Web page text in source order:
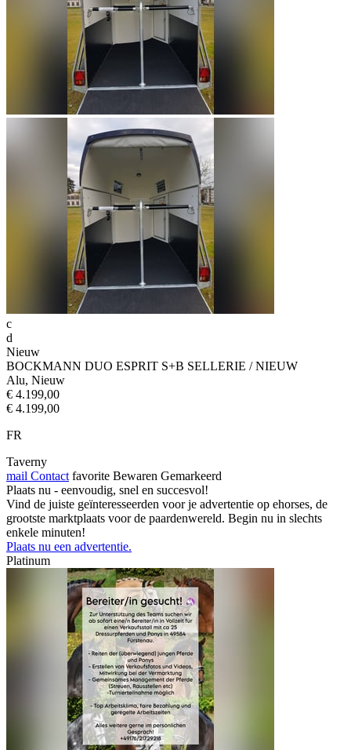
c
d
Nieuw
BOCKMANN DUO ESPRIT S+B SELLERIE / NIEUW
Alu, Nieuw
€ 4.199,00
€ 4.199,00
FR
Taverny
mail Contact favorite Bewaren Gemarkeerd
Plaats nu - eenvoudig, snel en succesvol!
Vind de juiste geïnteresseerden voor je advertentie op ehorses, de
grootste marktplaats voor de paardenwereld. Begin nu in slechts
enkele minuten!
Plaats nu een advertentie.
Platinum